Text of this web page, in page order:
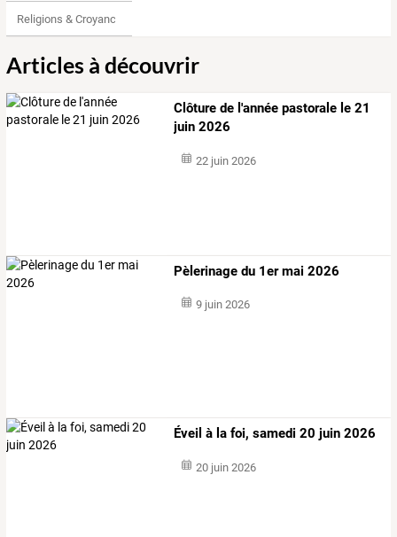
Religions & Croyances
Articles à découvrir
Clôture de l'année pastorale le 21
juin 2026
22 juin 2026
Pèlerinage du 1er mai 2026
9 juin 2026
Éveil à la foi, samedi 20 juin 2026
20 juin 2026